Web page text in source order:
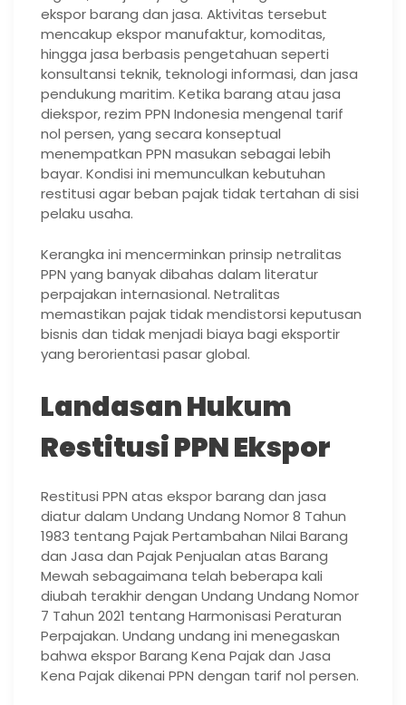
ekspor barang dan jasa. Aktivitas tersebut
mencakup ekspor manufaktur, komoditas,
hingga jasa berbasis pengetahuan seperti
konsultansi teknik, teknologi informasi, dan jasa
pendukung maritim. Ketika barang atau jasa
diekspor, rezim PPN Indonesia mengenal tarif
nol persen, yang secara konseptual
menempatkan PPN masukan sebagai lebih
bayar. Kondisi ini memunculkan kebutuhan
restitusi agar beban pajak tidak tertahan di sisi
pelaku usaha.
Kerangka ini mencerminkan prinsip netralitas
PPN yang banyak dibahas dalam literatur
perpajakan internasional. Netralitas
memastikan pajak tidak mendistorsi keputusan
bisnis dan tidak menjadi biaya bagi eksportir
yang berorientasi pasar global.
Landasan Hukum
Restitusi PPN Ekspor
Restitusi PPN atas ekspor barang dan jasa
diatur dalam Undang Undang Nomor 8 Tahun
1983 tentang Pajak Pertambahan Nilai Barang
dan Jasa dan Pajak Penjualan atas Barang
Mewah sebagaimana telah beberapa kali
diubah terakhir dengan Undang Undang Nomor
7 Tahun 2021 tentang Harmonisasi Peraturan
Perpajakan. Undang undang ini menegaskan
bahwa ekspor Barang Kena Pajak dan Jasa
Kena Pajak dikenai PPN dengan tarif nol persen.